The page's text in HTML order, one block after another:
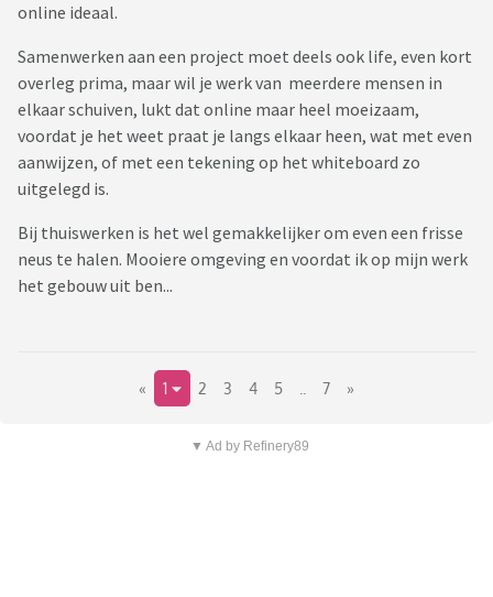
online ideaal.
Samenwerken aan een project moet deels ook life, even kort
overleg prima, maar wil je werk van meerdere mensen in
elkaar schuiven, lukt dat online maar heel moeizaam,
voordat je het weet praat je langs elkaar heen, wat met even
aanwijzen, of met een tekening op het whiteboard zo
uitgelegd is.
Bij thuiswerken is het wel gemakkelijker om even een frisse
neus te halen. Mooiere omgeving en voordat ik op mijn werk
het gebouw uit ben...
« 1 2 3 4 5 7 »
▼ Ad by Refinery89